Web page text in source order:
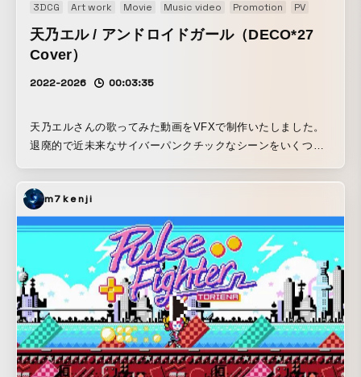
3DCG Art work Movie Music video Promotion PV
天乃エル / アンドロイドガール（DECO*27
Cover）
2022-2026 00:03:35
天乃エルさんの歌ってみた動画をVFXで制作いたしました。
退廃的で近未来なサイバーパンクチックなシーンをいくつか
VFX/3DCG・編集すべて一人で行っております。
m7kenji